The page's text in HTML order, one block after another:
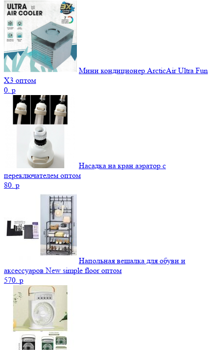
Мини кондиционер ArcticAir Ultra Fun
X3 оптом
0. p
Насадка на кран аэратор с
переключателем оптом
80. p
Напольная вешалка для обуви и
аксессуаров New simple floor оптом
570. p